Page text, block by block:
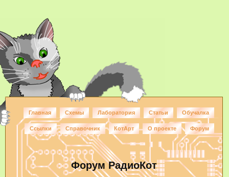
Главная Схемы Лаборатория Статьи Обучалка
Ссылки Справочник КотАрт О проекте Форум
Форум РадиоКот